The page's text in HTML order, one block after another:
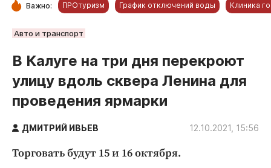
РУБРИКИ
Новости компаний
Статьи
Народные новости
Авто и транспорт
Криминал
Важно: ПРОтуризм График отключений воды Клиника
Авто и транспорт
В Калуге на три дня перекроют
улицу вдоль сквера Ленина для
проведения ярмарки
ДМИТРИЙ ИВЬЕВ 12.10.2021, 15:56
Торговать будут 15 и 16 октября.